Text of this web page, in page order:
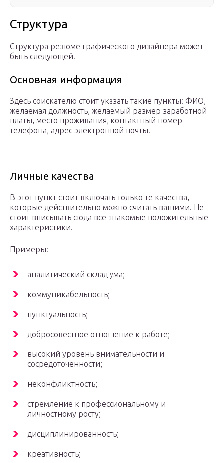
Структура
Структура резюме графического дизайнера может
быть следующей.
Основная информация
Здесь соискателю стоит указать такие пункты: ФИО,
желаемая должность, желаемый размер заработной
платы, место проживания, контактный номер
телефона, адрес электронной почты.
Личные качества
В этот пункт стоит включать только те качества,
которые действительно можно считать вашими. Не
стоит вписывать сюда все знакомые положительные
характеристики.
Примеры:
аналитический склад ума;
коммуникабельность;
пунктуальность;
добросовестное отношение к работе;
высокий уровень внимательности и
сосредоточенности;
неконфликтность;
стремление к профессиональному и
личностному росту;
дисциплинированность;
креативность;